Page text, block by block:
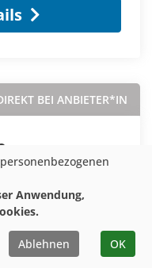
BEI ANBIETER*IN
zurück
in NRW
direkt bei
Anwendung,
Ablehnen OK